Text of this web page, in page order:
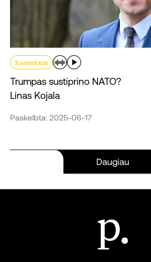
Komentarai
Trumpas sustiprino NATO?
Linas Kojala
Paskelbta: 2025-06-17